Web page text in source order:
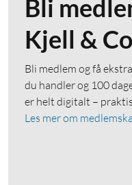
Bli
Kjell &
Bli medlem og få
du handler og 100
er helt digitalt –
Les mer om